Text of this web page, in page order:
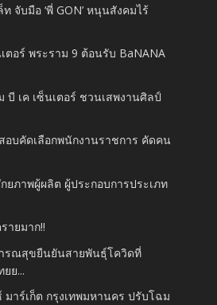
จับมือ ‘พี่ GON’ หนุนสังคมไร้
ตอร์ พระราม 9 ต้อนรับ BaNANA
บี เค เซ็นเตอร์ ชวนเสพงานศิลป์
อบคัดเลือกพนักงานราชการ คัดคน
ยภาพผู้ผลิต ผู้ประกอบการประเภท
ายมาก!!
รณสุขยืนยันสายพันธุ์โควิดที่
ย...
มาร์เก็ต กรุงเทพมหานคร ปรับโฉม